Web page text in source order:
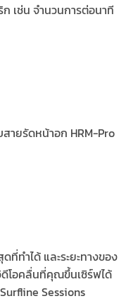
เช่น จำนวนการต่อนาที
ายรัดหน้าอก HRM-Pro
ที่ทำได้ และระยะทางของ
โอคลื่นที่คุณขึ้นเซิร์ฟได้
Sessions